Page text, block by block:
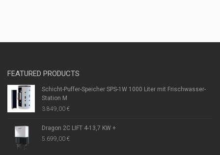
FEATURED PRODUCTS
Schicht-Puffer-Speicher SPS-1W 1000 Liter mit Frischwasser-
Station M
3.849,00 €
Dragon 2C LIFT 4-13,7 KW +
5.699,00 €